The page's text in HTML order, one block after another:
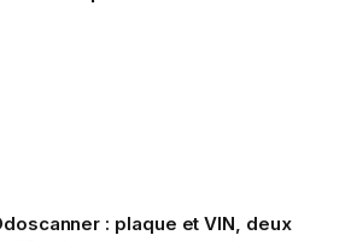
: plaque et VIN, deux